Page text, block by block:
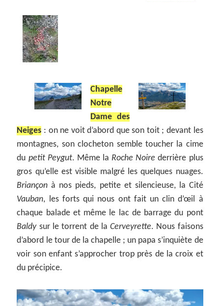
Chapelle
Notre
Dame des
Neiges : on ne voit d’abord que son toit ; devant les
montagnes, son clocheton semble toucher la cime
du petit Peygut. Même la Roche Noire derrière plus
gros qu’elle est visible malgré les quelques nuages.
Briançon à nos pieds, petite et silencieuse, la Cité
Vauban, les forts qui nous ont fait un clin d’œil à
chaque balade et même le lac de barrage du pont
Baldysur le torrent de laCerveyrette. Nous faisons
d’abord le tour de la chapelle ; un papa s’inquiète de
voir son enfant s’approcher trop près de la croix et
du précipice.